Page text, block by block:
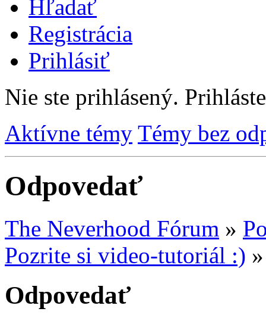
Hľadať
Registrácia
Prihlásiť
Nie ste prihlásený.
Aktívne témy Témy bez
Odpovedať
The Neverhood Fórum »
Pozrite si video-tutoriál :)
Odpovedať